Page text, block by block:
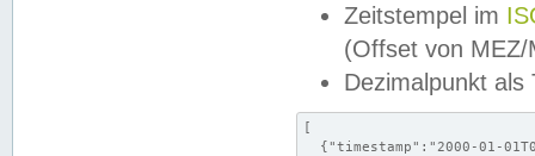
Zeitstempel im
(Offset von MEZ/
Dezimalpunkt als
[
{"timestamp":"2000-01-